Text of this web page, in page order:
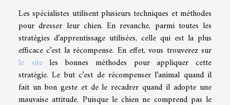
Les spécialistes utilisent plusieurs techniques et méthodes
pour dresser leur chien. En revanche, parmi toutes les
stratégies d’apprentissage utilisées, celle qui est la plus
efficace c’est la récompense. En effet, vous trouverez sur
le siteles bonnes méthodes pour appliquer cette
stratégie. Le but c’est de récompenser l’animal quand il
fait un bon geste et de le recadrer quand il adopte une
mauvaise attitude. Puisque le chien ne comprend pas le